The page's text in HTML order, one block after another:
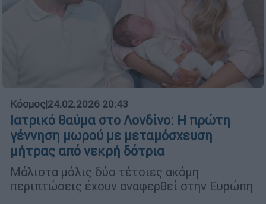
Κόσμος|24.02.2026 20:43
Ιατρικό θαύμα στο Λονδίνο: Η πρώτη
γέννηση μωρού με μεταμόσχευση
μήτρας από νεκρή δότρια
Μάλιστα μόλις δύο τέτοιες ακόμη
περιπτώσεις έχουν αναφερθεί στην Ευρώπη